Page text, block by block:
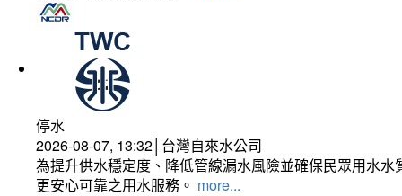
停水
2026-08-07, 13:32│台灣自來水公司
為提升供水穩定度、降低管線漏水風險並確保民眾用水
更安心可靠之用水服務。 more...